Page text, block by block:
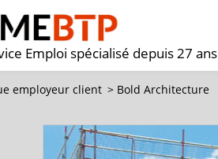
Emploi spécialisé depuis 27 ans
employeur client > Bold Architecture